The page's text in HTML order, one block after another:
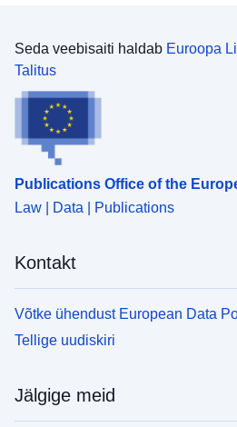
Seda veebisaiti haldab Euroopa
Talitus
Publications Office of the
Law | Data | Publications
Kontakt
Võtke ühendust European Data
Tellige uudiskiri
Jälgige meid